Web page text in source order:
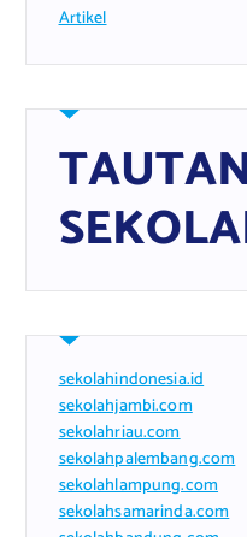
Artikel
sekolahindonesia.id
sekolahjambi.com
sekolahriau.com
sekolahpalembang.com
sekolahlampung.com
sekolahsamarinda.com